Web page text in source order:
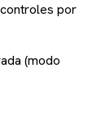
por
(modo